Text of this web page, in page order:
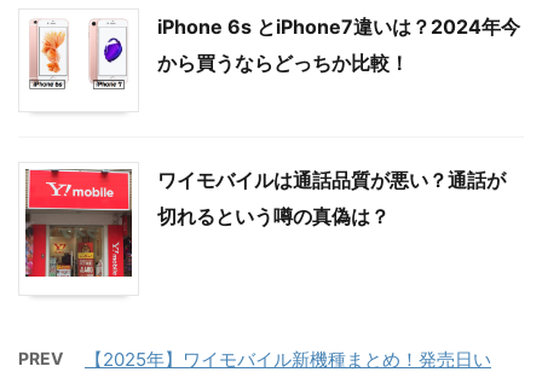
iPhone 6s とiPhone7違いは？2024年今
から買うならどっちか比較！
ワイモバイルは通話品質が悪い？通話が
切れるという噂の真偽は？
PREV
【2025年】ワイモバイル新機種まとめ！発売日い